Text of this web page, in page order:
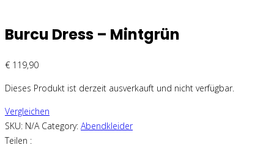
Burcu Dress – Mintgrün
€ 119,90
Dieses Produkt ist derzeit ausverkauft und nicht verfügbar.
Vergleichen
SKU: N/A Category: Abendkleider
Teilen :